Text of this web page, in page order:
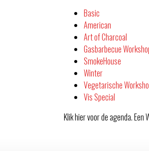
Basic
American
Art of Charcoal
Gasbarbecue
SmokeHouse
Winter
Vegetarische
Vis Special
Klik hier voor de agenda.